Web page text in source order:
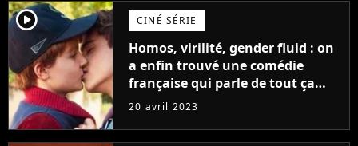
player2 CINÉ SÉRIE
Homos, virilité, gender fluid : on
a enfin trouvé une comédie
française qui parle de tout ça
sans être super ringarde
20 avril 2023